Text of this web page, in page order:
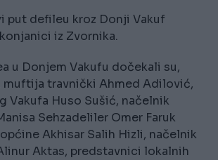
put defileu kroz Donji Vakuf
iz Zvornika.
u Donjem Vakufu dočekali su,
muftija travnički Ahmed Adilović,
Vakufa Huso Sušić, načelnik
Sehzadeliler Omer Faruk
Akhisar Salih Hizli, načelnik
Aktas, predstavnici lokalnih